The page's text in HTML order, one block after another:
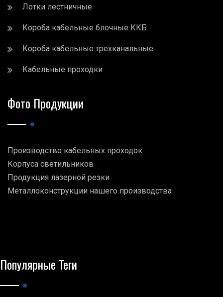
Лотки лестничные
Короба кабельные блочные ККБ
Короба кабельные трехканальные
Кабельные проходки
Фото Продукции
Производство кабельных проходок
Корпуса светильников
Продукция лазерной резки
Металлоконструкции нашего производства
Популярные Теги